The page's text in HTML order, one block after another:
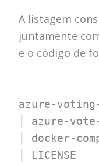
A listagem
juntamente
e o código de
azure-
│ azure-
│ docker-
│ LICENSE